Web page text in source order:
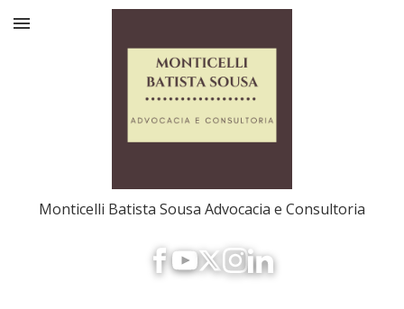
Monticelli Batista Sousa Advocacia e Consultoria